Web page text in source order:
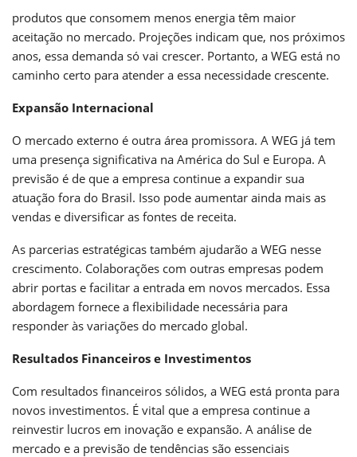
produtos que consomem menos energia têm maior
aceitação no mercado. Projeções indicam que, nos próximos
anos, essa demanda só vai crescer. Portanto, a WEG está no
caminho certo para atender a essa necessidade crescente.
Expansão Internacional
O mercado externo é outra área promissora. A WEG já tem
uma presença significativa na América do Sul e Europa. A
previsão é de que a empresa continue a expandir sua
atuação fora do Brasil. Isso pode aumentar ainda mais as
vendas e diversificar as fontes de receita.
As parcerias estratégicas também ajudarão a WEG nesse
crescimento. Colaborações com outras empresas podem
abrir portas e facilitar a entrada em novos mercados. Essa
abordagem fornece a flexibilidade necessária para
responder às variações do mercado global.
Resultados Financeiros e Investimentos
Com resultados financeiros sólidos, a WEG está pronta para
novos investimentos. É vital que a empresa continue a
reinvestir lucros em inovação e expansão. A análise de
mercado e a previsão de tendências são essenciais